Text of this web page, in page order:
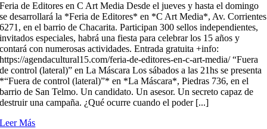
Feria de Editores en C Art Media Desde el jueves y hasta el domingo
se desarrollará la *Feria de Editores* en *C Art Media*, Av. Corrientes
6271, en el barrio de Chacarita. Participan 300 sellos independientes,
invitados especiales, habrá una fiesta para celebrar los 15 años y
contará con numerosas actividades. Entrada gratuita +info:
https://agendacultural15.com/feria-de-editores-en-c-art-media/ “Fuera
de control (lateral)” en La Máscara Los sábados a las 21hs se presenta
*“Fuera de control (lateral)”* en *La Máscara*, Piedras 736, en el
barrio de San Telmo. Un candidato. Un asesor. Un secreto capaz de
destruir una campaña. ¿Qué ocurre cuando el poder [...]
Leer Más